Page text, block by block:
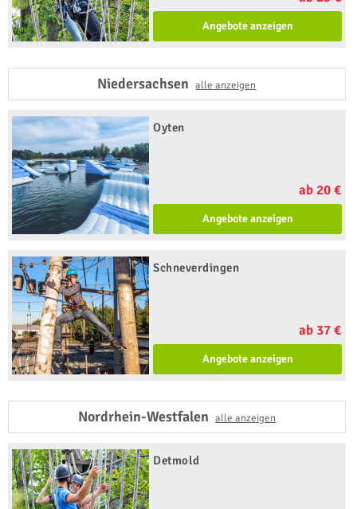
Angebote anzeigen
Niedersachsenalle anzeigen
Oyten
ab 20 €
Angebote anzeigen
Schneverdingen
ab 37 €
Angebote anzeigen
Nordrhein-Westfalen alle anzeigen
Detmold